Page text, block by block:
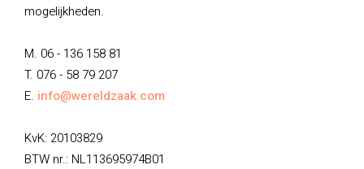
mogelijkheden.
M. 06 - 136 158 81
T. 076 - 58 79 207
E. info@wereldzaak.com
KvK: 20103829
BTW nr.: NL113695974B01